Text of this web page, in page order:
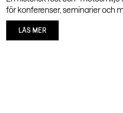
för konferenser, seminarier och
LÄS MER